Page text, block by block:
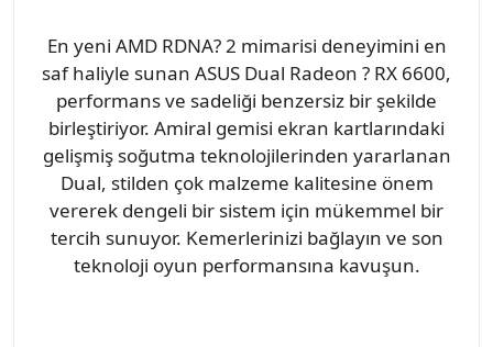
En yeni AMD RDNA? 2 mimarisi deneyimini en
saf haliyle sunan ASUS Dual Radeon ? RX 6600,
performans ve sadeliği benzersiz bir şekilde
birleştiriyor. Amiral gemisi ekran kartlarındaki
gelişmiş soğutma teknolojilerinden yararlanan
Dual, stilden çok malzeme kalitesine önem
vererek dengeli bir sistem için mükemmel bir
tercih sunuyor. Kemerlerinizi bağlayın ve son
teknoloji oyun performansına kavuşun.